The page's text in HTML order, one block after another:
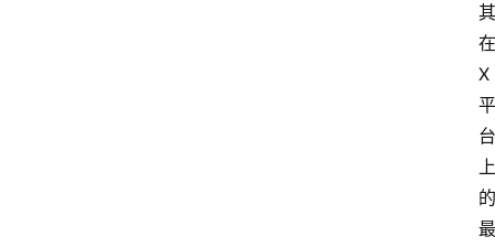
其
在
X
平
台
上
的
最